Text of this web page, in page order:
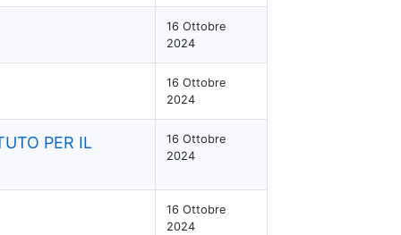
16 Ottobre
2024
16 Ottobre
2024
PER IL
16 Ottobre
2024
16 Ottobre
2024